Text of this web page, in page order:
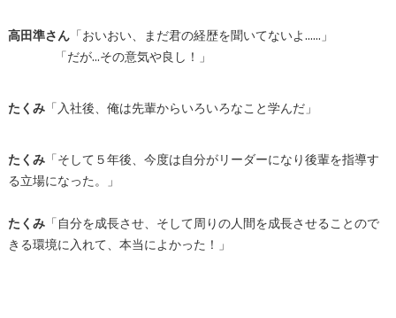
高田準さん「おいおい、まだ君の経歴を聞いてないよ……」
「だが…その意気や良し！」
たくみ「入社後、俺は先輩からいろいろなこと学んだ」
たくみ「そして５年後、今度は自分がリーダーになり後輩を指導す
る立場になった。」
たくみ「自分を成長させ、そして周りの人間を成長させることので
きる環境に入れて、本当によかった！」